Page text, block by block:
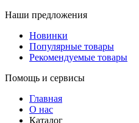
Наши предложения
Новинки
Популярные товары
Рекомендуемые товары
Помощь и сервисы
Главная
О нас
Каталог